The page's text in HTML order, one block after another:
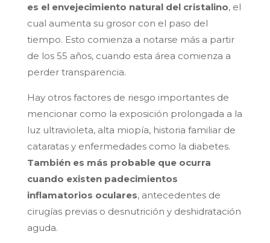
es el envejecimiento natural del cristalino, el
cual aumenta su grosor con el paso del
tiempo. Esto comienza a notarse más a partir
de los 55 años, cuando esta área comienza a
perder transparencia.
Hay otros factores de riesgo importantes de
mencionar como la exposición prolongada a la
luz ultravioleta, alta miopía, historia familiar de
cataratas y enfermedades como la diabetes.
También es más probable que ocurra
cuando existen padecimientos
inflamatorios oculares, antecedentes de
cirugías previas o desnutrición y deshidratación
aguda.